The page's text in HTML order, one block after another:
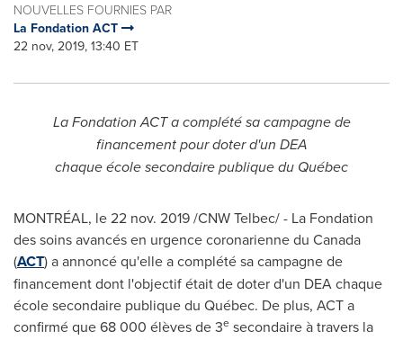
NOUVELLES FOURNIES PAR
La Fondation ACT
22 nov, 2019, 13:40 ET
La Fondation ACT a complété sa campagne de
financement pour doter d'un DEA
chaque école secondaire publique du Québec
MONTRÉAL, le22 nov. 2019/CNW Telbec/ - La Fondation
des soins avancés en urgence coronarienne du Canada
(ACT) a annoncé qu'elle a complété sa campagne de
financement dont l'objectif était de doter d'un DEA chaque
école secondaire publique du Québec. De plus, ACT a
confirmé que 68 000 élèves de 3e secondaire à travers la